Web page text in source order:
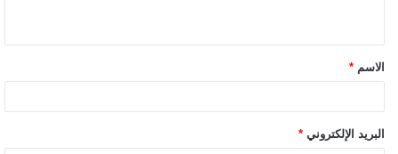
الاسم *
البريد الإلكتروني *